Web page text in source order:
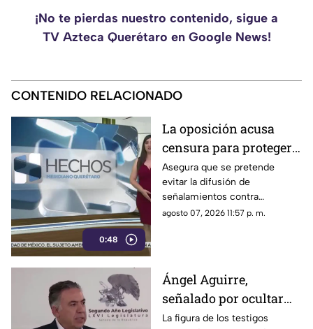
¡No te pierdas nuestro contenido, sigue a
TV Azteca Querétaro en Google News!
CONTENIDO RELACIONADO
0:48
La oposición acusa
censura para proteger a
presuntos
narcopolíticos
vinculados a la 4T
Asegura que se pretende
evitar la difusión de
señalamientos contra
presuntos narcopolíticos
agosto 07, 2026 11:57 p. m.
Ángel Aguirre,
señalado por ocultar
evidencia del caso
La figura de los testigos